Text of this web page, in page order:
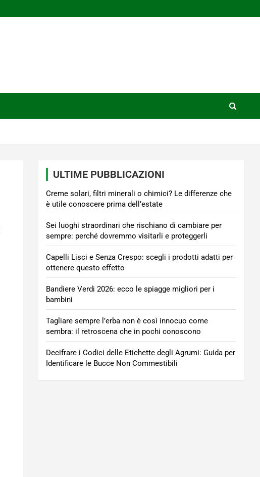
ULTIME PUBBLICAZIONI
Creme solari, filtri minerali o chimici? Le differenze che
è utile conoscere prima dell’estate
Sei luoghi straordinari che rischiano di cambiare per
sempre: perché dovremmo visitarli e proteggerli
Capelli Lisci e Senza Crespo: scegli i prodotti adatti per
ottenere questo effetto
Bandiere Verdi 2026: ecco le spiagge migliori per i
bambini
Tagliare sempre l’erba non è così innocuo come
sembra: il retroscena che in pochi conoscono
Decifrare i Codici delle Etichette degli Agrumi: Guida per
Identificare le Bucce Non Commestibili